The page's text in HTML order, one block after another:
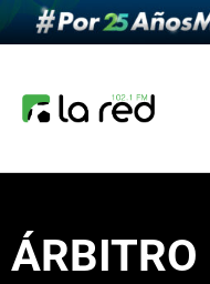
ÁRBITRO